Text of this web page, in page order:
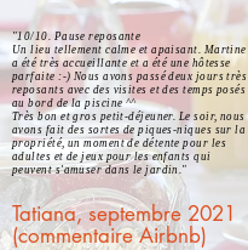
"10/10. Pause reposante
Un lieu tellement calme et apaisant. Martine
a été très accueillante et a été une hôtesse
parfaite :-) Nous avons passé deux jours très
reposants avec des visites et des temps posés
au bord de la piscine ^^
Très bon et gros petit-déjeuner. Le soir, nous
avons fait des sortes de piques-niques sur la
propriété, un moment de détente pour les
adultes et de jeux pour les enfants qui
peuvent s'amuser dans le jardin."
Tatiana, septembre 2021
(commentaire Airbnb)